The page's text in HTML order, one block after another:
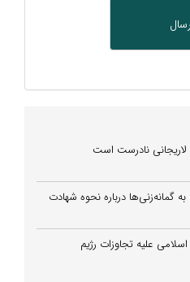
نادرست است
گمانه‌زنی‌ها درباره نحوه شهادت
عربی و اسلامی علیه تجاوزات رژیم